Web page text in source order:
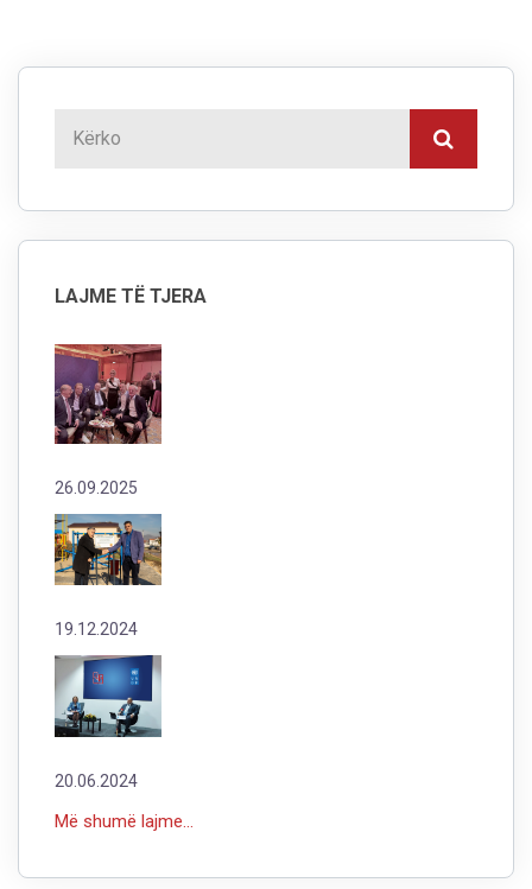
LAJME TË TJERA
26.09.2025
19.12.2024
20.06.2024
Më shumë lajme...